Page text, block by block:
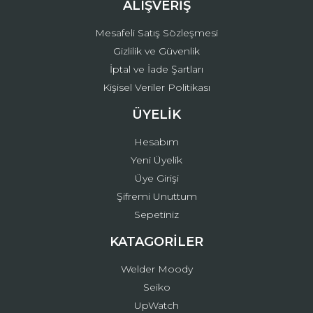
ALIŞVERİŞ
Mesafeli Satış Sözleşmesi
Gizlilik ve Güvenlik
İptal ve İade Şartları
Kişisel Veriler Politikası
ÜYELİK
Hesabım
Yeni Üyelik
Üye Girişi
Şifremi Unuttum
Sepetiniz
KATAGORİLER
Welder Moody
Seiko
UpWatch